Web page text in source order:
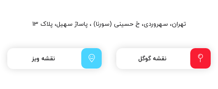
تهران، سهروردی، خ حسینی (سورنا) ، پاساژ سهیل، پلاک 13
نقشه گوگل نقشه ویز